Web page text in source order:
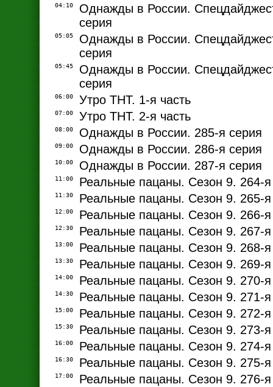
04:10
Однажды в России.
серия
05:05
Однажды в России.
серия
05:45
Однажды в России.
серия
06:00 Утро ТНТ. 1-я часть
07:00 Утро ТНТ. 2-я часть
08:00 Однажды в России. 285-я серия
09:00 Однажды в России. 286-я серия
10:00 Однажды в России. 287-я серия
11:00 Реальные пацаны. Сезон 9. 264-я
11:30 Реальные пацаны. Сезон 9. 265-я
12:00 Реальные пацаны. Сезон 9. 266-я
12:30 Реальные пацаны. Сезон 9. 267-я
13:00 Реальные пацаны. Сезон 9. 268-я
13:30 Реальные пацаны. Сезон 9. 269-я
14:00 Реальные пацаны. Сезон 9. 270-я
14:30 Реальные пацаны. Сезон 9. 271-я
15:00 Реальные пацаны. Сезон 9. 272-я
15:30 Реальные пацаны. Сезон 9. 273-я
16:00 Реальные пацаны. Сезон 9. 274-я
16:30 Реальные пацаны. Сезон 9. 275-я
17:00 Реальные пацаны. Сезон 9. 276-я